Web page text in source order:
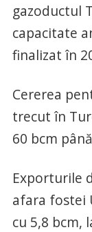
gazoductul
capacitate
finalizat în
Cererea
trecut în
60 bcm
Exporturile
afara fostei
cu 5,8 bcm,